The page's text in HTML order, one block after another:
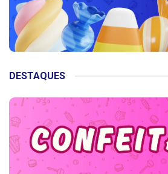
DESTAQUES